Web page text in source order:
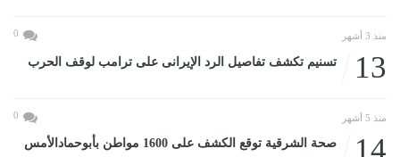
منذ 3 أشهر 0
13 تسنيم تكشف تفاصيل الرد الإيرانى على ترامب لوقف الحرب
منذ 5 أشهر 0
14 صحة الشرقية توقع الكشف على 1600 مواطن بأبوحمادالأمس